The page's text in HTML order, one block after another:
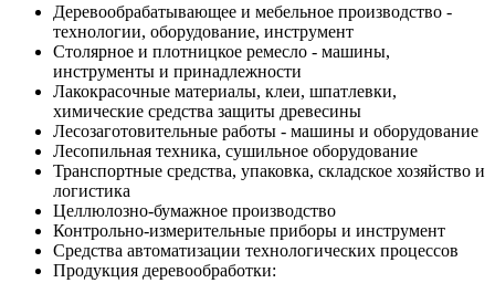
Деревообрабатывающее и мебельное производство -
технологии, оборудование, инструмент
Столярное и плотницкое ремесло - машины,
инструменты и принадлежности
Лакокрасочные материалы, клеи, шпатлевки,
химические средства защиты древесины
Лесозаготовительные работы - машины и оборудование
Лесопильная техника, сушильное оборудование
Транспортные средства, упаковка, складское хозяйство и
логистика
Целлюлозно-бумажное производство
Контрольно-измерительные приборы и инструмент
Средства автоматизации технологических процессов
Продукция деревообработки: